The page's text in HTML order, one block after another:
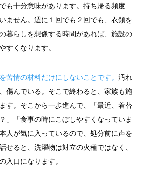
も十分意味があります。持ち帰る頻度
ません。週に１回でも２回でも、衣類を
暮らしを想像する時間があれば、施設の
すくなります。
苦情の材料だけにしないことです。 汚れ
傷んでいる。そこで終わると、家族も施
す。そこから一歩進んで、「最近、着替
」「食事の時にこぼしやすくなっていま
人が気に入っているので、処分前に声を
せると、洗濯物は対立の火種ではなく、
入口になります。